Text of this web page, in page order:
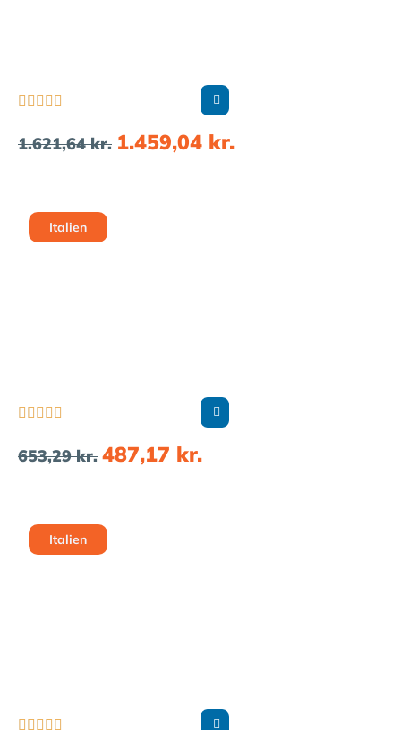
    
1.621,64kr. 1.459,04 kr.
Italien
    
653,29kr. 487,17 kr.
Italien
    